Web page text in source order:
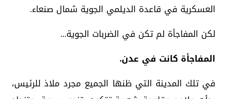
العسكرية في قاعدة الديلمي الجوية شمال صنعاء.
لكن المفاجأة لم تكن في الضربات الجوية...
المفاجأة كانت في عدن.
في تلك المدينة التي ظنها الجميع مجرد ملاذ للرئيس،